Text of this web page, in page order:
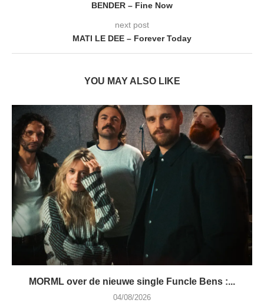
BENDER – Fine Now
next post
MATI LE DEE – Forever Today
YOU MAY ALSO LIKE
MORML over de nieuwe single Funcle Bens :...
04/08/2026